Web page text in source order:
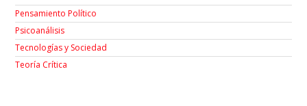
Pensamiento Político
Psicoanálisis
Tecnologías y Sociedad
Teoría Crítica